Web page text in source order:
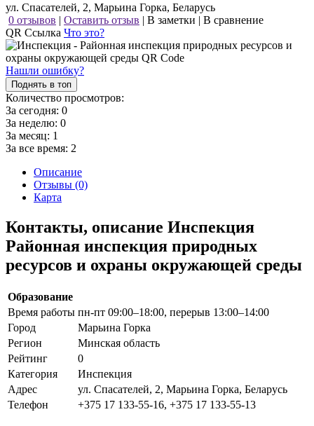
ул. Спасателей, 2, Марьина Горка, Беларусь
0 отзывов | Оставить отзыв | В заметки | В сравнение
QR Ссылка Что это?
Нашли ошибку?
Поднять в топ
Количество просмотров:
За сегодня: 0
За неделю: 0
За месяц: 1
За все время: 2
Описание
Отзывы (0)
Карта
Контакты, описание Инспекция
Районная инспекция природных
ресурсов и охраны окружающей среды
Образование
Время работы пн-пт 09:00–18:00, перерыв 13:00–14:00
Город
Марьина Горка
Регион
Минская область
Рейтинг
0
Категория
Инспекция
Адрес
ул. Спасателей, 2, Марьина Горка, Беларусь
Телефон
+375 17 133-55-16, +375 17 133-55-13